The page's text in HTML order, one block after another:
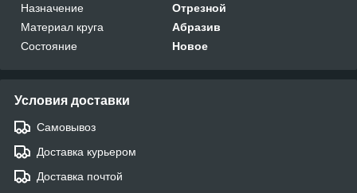
Назначение
Отрезной
Материал круга
Абразив
Состояние
Новое
Условия доставки
Самовывоз
Доставка курьером
Доставка почтой